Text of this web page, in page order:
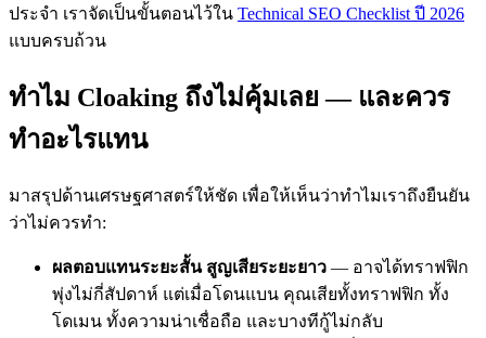
ประจำ เราจัดเป็นขั้นตอนไว้ใน Technical SEO Checklist ปี 2026
แบบครบถ้วน
ทำไม Cloaking ถึงไม่คุ้มเลย — และควร
ทำอะไรแทน
มาสรุปด้านเศรษฐศาสตร์ให้ชัด เพื่อให้เห็นว่าทำไมเราถึงยืนยัน
ว่าไม่ควรทำ:
ผลตอบแทนระยะสั้น สูญเสียระยะยาว — อาจได้ทราฟฟิก
พุ่งไม่กี่สัปดาห์ แต่เมื่อโดนแบน คุณเสียทั้งทราฟฟิก ทั้ง
โดเมน ทั้งความน่าเชื่อถือ และบางทีกู้ไม่กลับ